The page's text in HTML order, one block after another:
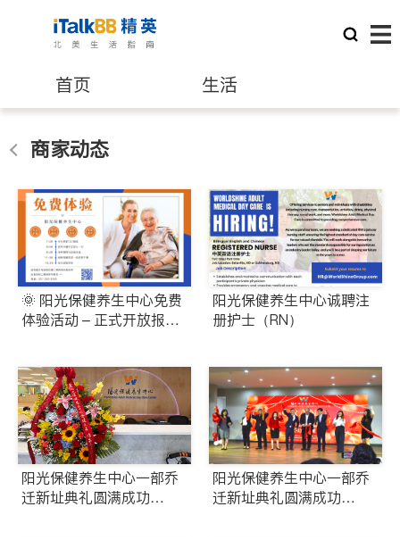
首页 生活
医生
保险理财 房地产租售
建筑装修 教育
养老 非盈利组织
商家动态
🌞 阳光保健养生中心免费
体验活动 – 正式开放报
阳光保健养生中心诚聘注
册护士（RN）
阳光保健养生中心一部乔
迁新址典礼圆满成功
阳光保健养生中心一部乔
迁新址典礼圆满成功